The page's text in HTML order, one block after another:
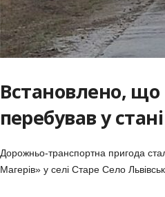
Встановлено, що
перебував у
Дорожньо-транспортна пригода
Магерів» у селі Старе Село